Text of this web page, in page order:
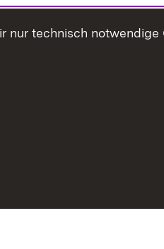
nur technisch notwendige